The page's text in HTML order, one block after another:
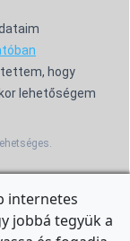
hogy
lehetőségem
internetes
jobbá tegyük a